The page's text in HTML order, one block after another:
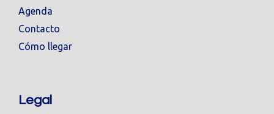
Agenda
Contacto
Cómo llegar
Legal